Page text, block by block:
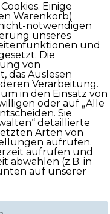
Einige
Warenkorb)
notwendigen
unseres
und
Die
von
das Auslesen
Verarbeitung.
in den Einsatz von
oder auf „Alle
Sie
detaillierte
Arten von
aufrufen.
aufrufen und
abwählen (z.B. in
auf unserer